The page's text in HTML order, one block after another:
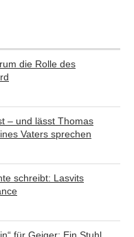
die Rolle des
– und lässt Thomas
Vaters sprechen
schreibt: Lasvits